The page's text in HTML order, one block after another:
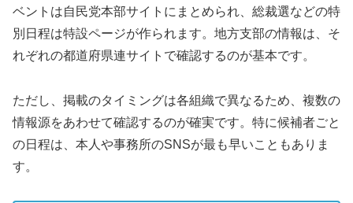
ベントは自民党本部サイトにまとめられ、総裁選などの特
別日程は特設ページが作られます。地方支部の情報は、そ
れぞれの都道府県連サイトで確認するのが基本です。
ただし、掲載のタイミングは各組織で異なるため、複数の
情報源をあわせて確認するのが確実です。特に候補者ごと
の日程は、本人や事務所のSNSが最も早いこともありま
す。